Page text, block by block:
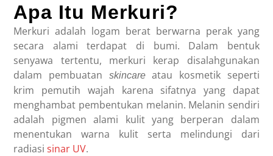
Apa Itu Merkuri?
Merkuri adalah logam berat berwarna perak yang
secara alami terdapat di bumi. Dalam bentuk
senyawa tertentu, merkuri kerap disalahgunakan
dalam pembuatan
skincareatau kosmetik seperti
krim pemutih wajah karena sifatnya yang dapat
menghambat pembentukan melanin. Melanin sendiri
adalah pigmen alami kulit yang berperan dalam
menentukan warna kulit serta melindungi dari
radiasisinar UV.